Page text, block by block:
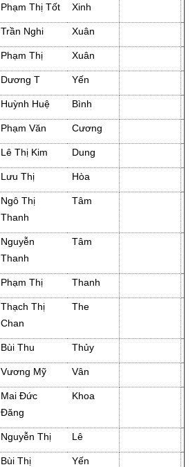
Phạm Thị Tốt Xinh
Trần Nghi Xuân
Phạm Thị Xuân
Dương T Yến
Huỳnh Huệ Bình
Phạm Văn Cương
Lê Thị Kim Dung
Lưu Thị Hòa
Ngô Thị
Thanh
Tâm
Nguyễn
Thanh
Tâm
Phạm Thị Thanh
Thạch Thị
Chan
The
Bùi Thu Thủy
Vương Mỹ Vân
Mai Đức
Đăng
Khoa
Nguyễn Thị Lê
Bùi Thị Yến